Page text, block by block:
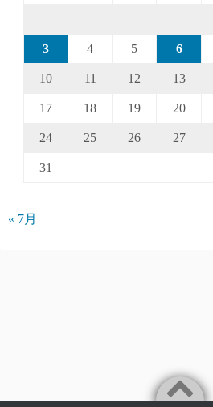
3 4 5 6
10 11 12 13
17 18 19 20
24 25 26 27
31
« 7月